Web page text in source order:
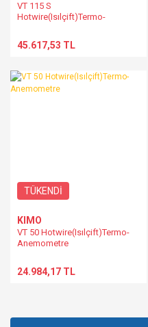
VT 115 S
Hotwire(Isılçift)Termo-
45.617,53 TL
TÜKENDİ
KIMO
VT 50 Hotwire(Isılçift)Termo-
Anemometre
24.984,17 TL